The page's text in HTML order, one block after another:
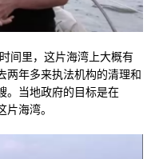
间里，这片海湾上大概有
两年多来执法机构的清理和
。当地政府的目标是在
海湾。